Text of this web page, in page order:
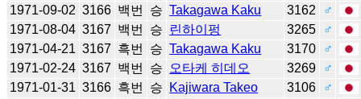
1971-09-02 3166 백번 승 Takagawa Kaku 3162
♂
1971-08-04 3167 백번 승 린하이펑 3265
♂
1971-04-21 3167 흑번 승 Takagawa Kaku 3170
♂
1971-02-24 3167 백번 승 오타케 히데오 3269
♂
1971-01-31 3166 흑번 승 Kajiwara Takeo 3106
♂